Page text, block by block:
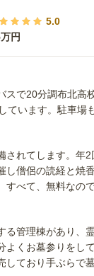
5.0
円
スで20分調布北高
ています。駐車場
されてします。年
し僧侶の読経と焼
すべて、無料なの
る管理棟があり、
よくお墓参りをし
しており手ぶらで